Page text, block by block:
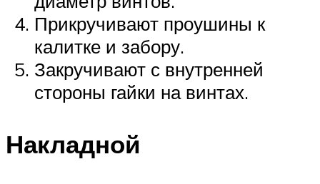
Прикручивают проушины к
калитке и забору.
Закручивают с внутренней
стороны гайки на винтах.
Накладной